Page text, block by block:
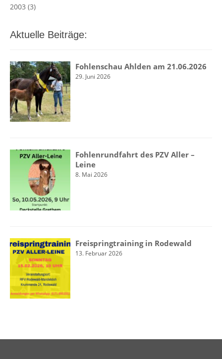
2003 (3)
Aktuelle Beiträge:
Fohlenschau Ahlden am 21.06.2026
29. Juni 2026
Fohlenrundfahrt des PZV Aller –
Leine
8. Mai 2026
Freispringtraining in Rodewald
13. Februar 2026